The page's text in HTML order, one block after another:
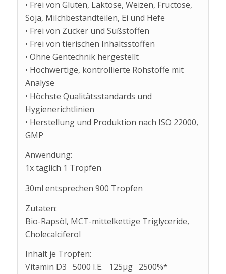
• Frei von Gluten, Laktose, Weizen, Fructose,
Soja, Milchbestandteilen, Ei und Hefe
• Frei von Zucker und Süßstoffen
• Frei von tierischen Inhaltsstoffen
• Ohne Gentechnik hergestellt
• Hochwertige, kontrollierte Rohstoffe mit
Analyse
• Höchste Qualitätsstandards und
Hygienerichtlinien
• Herstellung und Produktion nach ISO 22000,
GMP
Anwendung:
1x täglich 1 Tropfen
30ml entsprechen 900 Tropfen
Zutaten:
Bio-Rapsöl, MCT-mittelkettige Triglyceride,
Cholecalciferol
Inhalt je Tropfen:
Vitamin D3 5000 I.E. 125µg 2500%*